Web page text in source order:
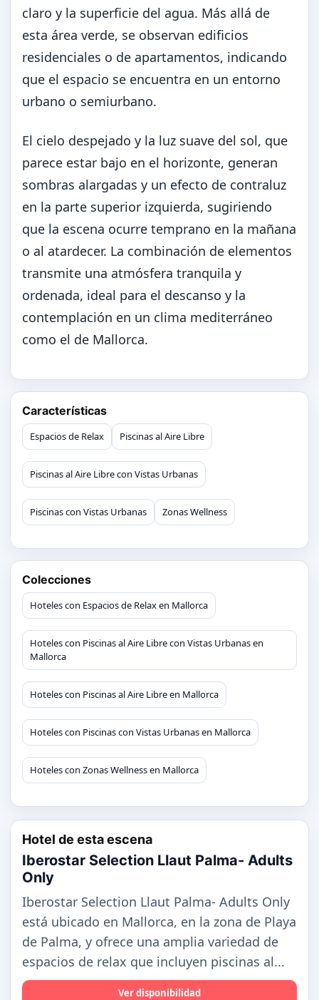
claro y la superficie del agua. Más allá de
esta área verde, se observan edificios
residenciales o de apartamentos, indicando
que el espacio se encuentra en un entorno
urbano o semiurbano.
El cielo despejado y la luz suave del sol, que
parece estar bajo en el horizonte, generan
sombras alargadas y un efecto de contraluz
en la parte superior izquierda, sugiriendo
que la escena ocurre temprano en la mañana
o al atardecer. La combinación de elementos
transmite una atmósfera tranquila y
ordenada, ideal para el descanso y la
contemplación en un clima mediterráneo
como el de Mallorca.
Características
Espacios de Relax Piscinas al Aire Libre
Piscinas al Aire Libre con Vistas Urbanas
Piscinas con Vistas Urbanas Zonas Wellness
Colecciones
Hoteles con Espacios de Relax en Mallorca
Hoteles con Piscinas al Aire Libre con Vistas Urbanas en
Mallorca
Hoteles con Piscinas al Aire Libre en Mallorca
Hoteles con Piscinas con Vistas Urbanas en Mallorca
Hoteles con Zonas Wellness en Mallorca
Hotel de esta escena
Iberostar Selection Llaut Palma- Adults
Only
Iberostar Selection Llaut Palma- Adults Only
está ubicado en Mallorca, en la zona de Playa
de Palma, y ofrece una amplia variedad de
espacios de relax que incluyen piscinas al...
Ver disponibilidad